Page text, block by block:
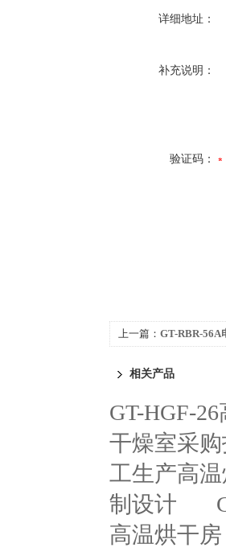
详细地址：
补充说明：
验证码：
上一篇： GT-RBR-56A
相关产品
GT-HGF-
干燥室采
工生产高
制设计
高温烘干房